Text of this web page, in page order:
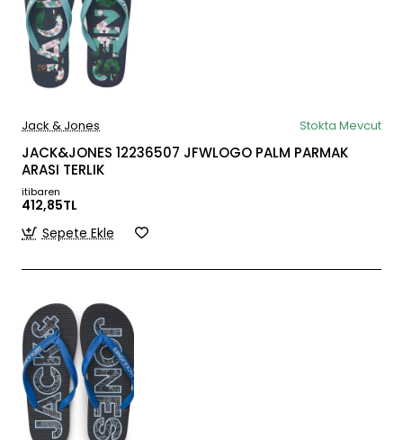
Jack & Jones Stokta Mevcut
JACK&JONES 12236507 JFWLOGO PALM PARMAK
ARASI TERLIK
itibaren
412,85TL
Sepete Ekle